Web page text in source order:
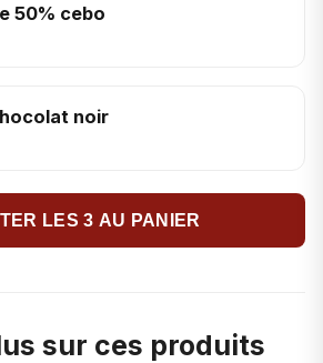
50% cebo
noir
LES 3 AU PANIER
sur ces produits